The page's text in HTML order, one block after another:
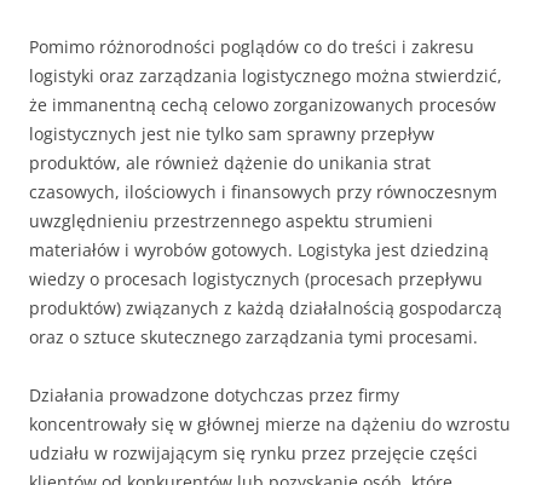
Pomimo różnorodności poglądów co do treści i zakresu
logistyki oraz zarządzania logistycznego można stwierdzić,
że immanentną cechą celowo zorganizowanych procesów
logistycznych jest nie tylko sam sprawny przepływ
produktów, ale również dążenie do unikania strat
czasowych, ilościowych i finansowych przy równoczesnym
uwzględnieniu przestrzennego aspektu strumieni
materiałów i wyrobów gotowych. Logistyka jest dziedziną
wiedzy o procesach logistycznych (procesach przepływu
produktów) związanych z każdą działalnością gospodarczą
oraz o sztuce skutecznego zarządzania tymi procesami.
Działania prowadzone dotychczas przez firmy
koncentrowały się w głównej mierze na dążeniu do wzrostu
udziału w rozwijającym się rynku przez przejęcie części